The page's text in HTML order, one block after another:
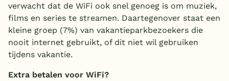
verwacht dat de WiFi ook snel genoeg is om muziek,
films en series te streamen. Daartegenover staat een
kleine groep (7%) van vakantieparkbezoekers die
nooit internet gebruikt, of dit niet wil gebruiken
tijdens vakantie.
Extra betalen voor WiFi?